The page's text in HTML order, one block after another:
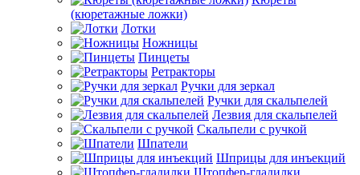
(кюретажные ложки)
Лотки
Ножницы
Пинцеты
Ретракторы
Ручки для зеркал
Ручки для скальпелей
Лезвия для скальпелей
Скальпели с ручкой
Шпатели
Шприцы для инъекций
Штопфер-гладилки